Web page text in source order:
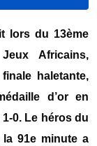
lors du 13ème
Africains,
haletante,
d’or en
0. Le héros du
91e minute a